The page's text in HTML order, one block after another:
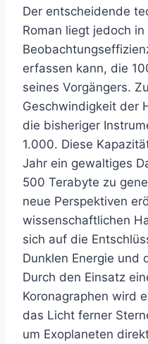
Der entscheidende
Roman liegt jedoch
erfassen kann, die
seines Vorgängers.
Geschwindigkeit der
die bisheriger
1.000. Diese
Jahr ein gewaltiges
500 Terabyte zu
neue Perspektiven
wissenschaftlichen
sich auf die
Dunklen Energie und
Durch den Einsatz
Koronagraphen wird
das Licht ferner
um Exoplaneten